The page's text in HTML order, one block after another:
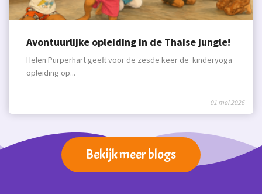
Avontuurlijke opleiding in de Thaise jungle!
01 mei 2026
Helen Purperhart geeft voor de zesde keer de kinderyoga
opleiding op...
Bekijk meer blogs